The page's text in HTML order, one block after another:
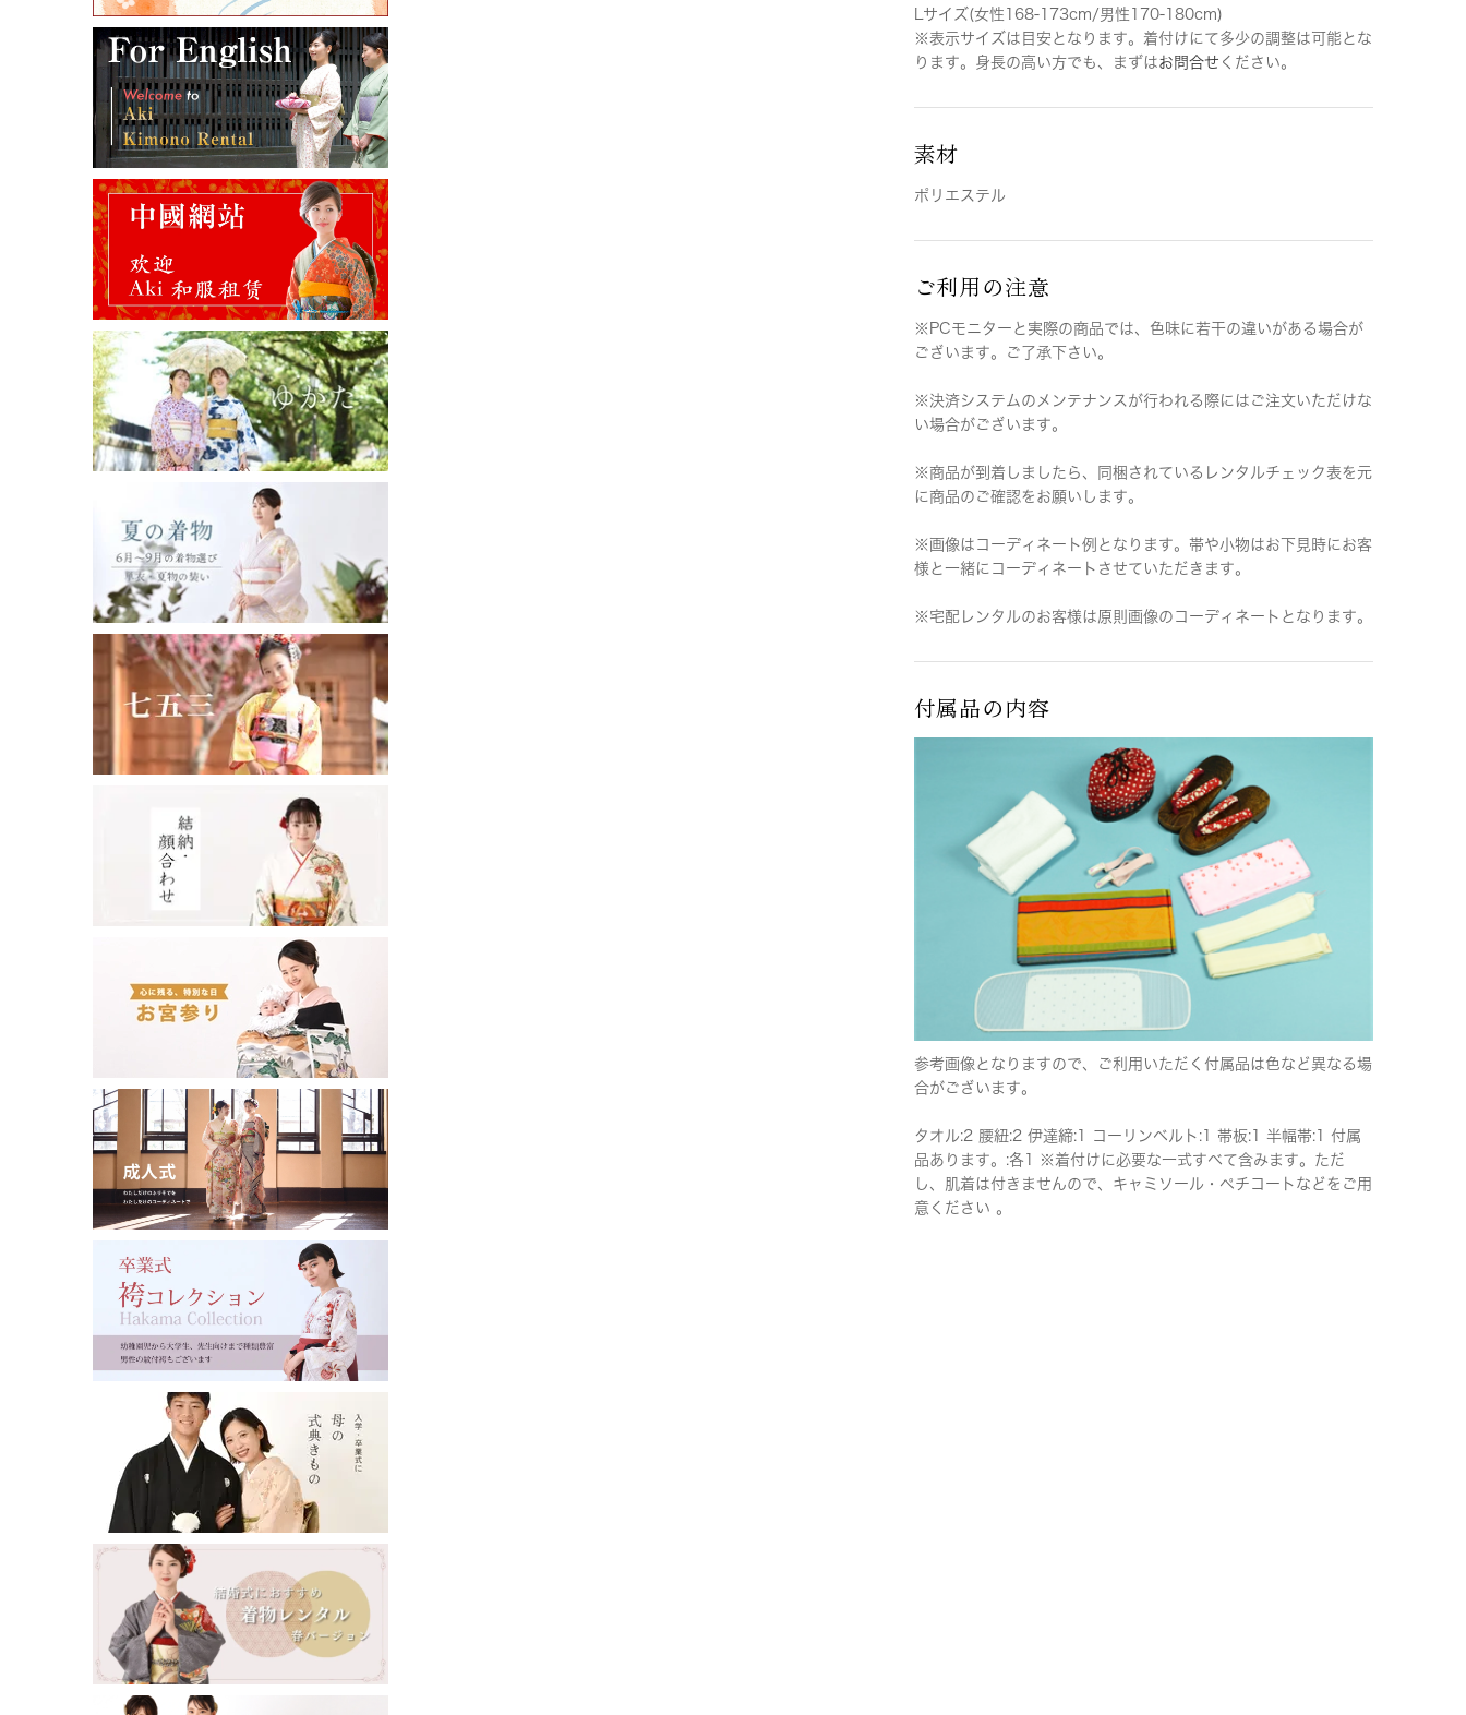
Lサイズ(女性168-173cm/男性170-180cm)
※表示サイズは目安となります。着付けにて多少の調整は可能とな
ります。身長の高い方でも、まずはお問合せ ください。
素材
ポリエステル
ご利用の注意
※PCモニターと実際の商品では、色味に若干の違いがある場合が
ございます。ご了承下さい。
※決済システムのメンテナンスが行われる際にはご注文いただけな
い場合がございます。
※商品が到着しましたら、同梱されているレンタルチェック表を元
に商品のご確認をお願いします。
※画像はコーディネート例となります。帯や小物はお下見時にお客
様と一緒にコーディネートさせていただきます。
※宅配レンタルのお客様は原則画像のコーディネートとなります。
付属品の内容
参考画像となりますので、ご利用いただく付属品は色など異なる場
合がございます。
タオル:2 腰紐:2 伊達締:1 コーリンベルト:1 帯板:1 半幅帯:1 付属
品あります。:各1 ※着付けに必要な一式すべて含みます。ただ
し、肌着は付きませんので、キャミソール・ペチコートなどをご用
意ください 。